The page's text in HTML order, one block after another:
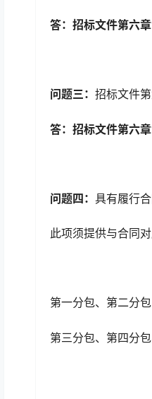
答：招标文件第六
问题三： 招标文件
答：招标文件第六
问题四： 具有履行
此项须提供与合同
第一分包、第二分
第三分包、第四分